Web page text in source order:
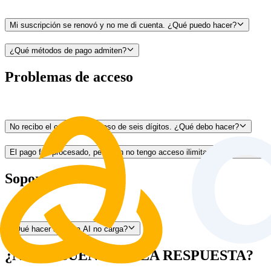
Mi suscripción se renovó y no me di cuenta. ¿Qué puedo hacer?
¿Qué métodos de pago admiten?
Problemas de acceso
No recibo el código de acceso de seis dígitos. ¿Qué debo hacer?
El pago fue procesado, pero aún no tengo acceso ilimitado. ¿Qué debo
Soporte técnico
¿Qué hacer si Astra AI no carga?
¿NO ENCUENTRAS LA RESPUESTA?